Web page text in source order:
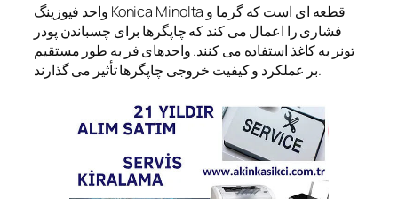
واحد فیوزینگ Konica Minolta قطعه ای است که گرما و
فشاری را اعمال می کند که چاپگرها برای چسباندن پودر
تونر به کاغذ استفاده می کنند. واحدهای فر به طور مستقیم
بر عملکرد و کیفیت خروجی چاپگرها تأثیر می گذارند.